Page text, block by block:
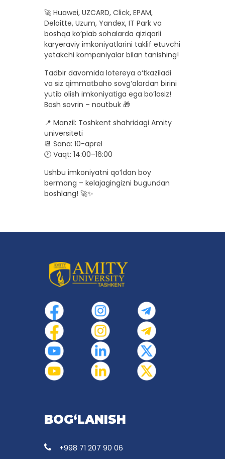
🚀 Huawei, UZCARD, Click, EPAM,
Deloitte, Uzum, Yandex, IT Park va
boshqa ko‘plab sohalarda qiziqarli
karyeraviy imkoniyatlarini taklif etuvchi
yetakchi kompaniyalar bilan tanishing!
Tadbir davomida lotereya o‘tkaziladi
va siz qimmatbaho sovg‘alardan birini
yutib olish imkoniyatiga ega bo‘lasiz!
Bosh sovrin – noutbuk 🎁
📍 Manzil: Toshkent shahridagi Amity
universiteti
📆 Sana: 10-aprel
🕐 Vaqt: 14:00–16:00
Ushbu imkoniyatni qo‘ldan boy
bermang – kelajagingizni bugundan
boshlang! 🚀✨
BOG‘LANISH
+998 71 207 90 06